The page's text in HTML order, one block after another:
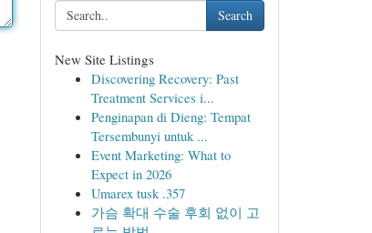
Search
New Site Listings
Discovering Recovery: Past
Treatment Services i...
Penginapan di Dieng: Tempat
Tersembunyi untuk ...
Event Marketing: What to
Expect in 2026
Umarex tusk .357
가슴 확대 수술 후회 없이 고